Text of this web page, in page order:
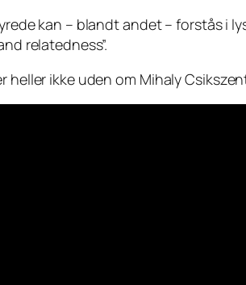
kan – blandt andet – forstås i
relatedness”.
heller ikke uden om Mihaly